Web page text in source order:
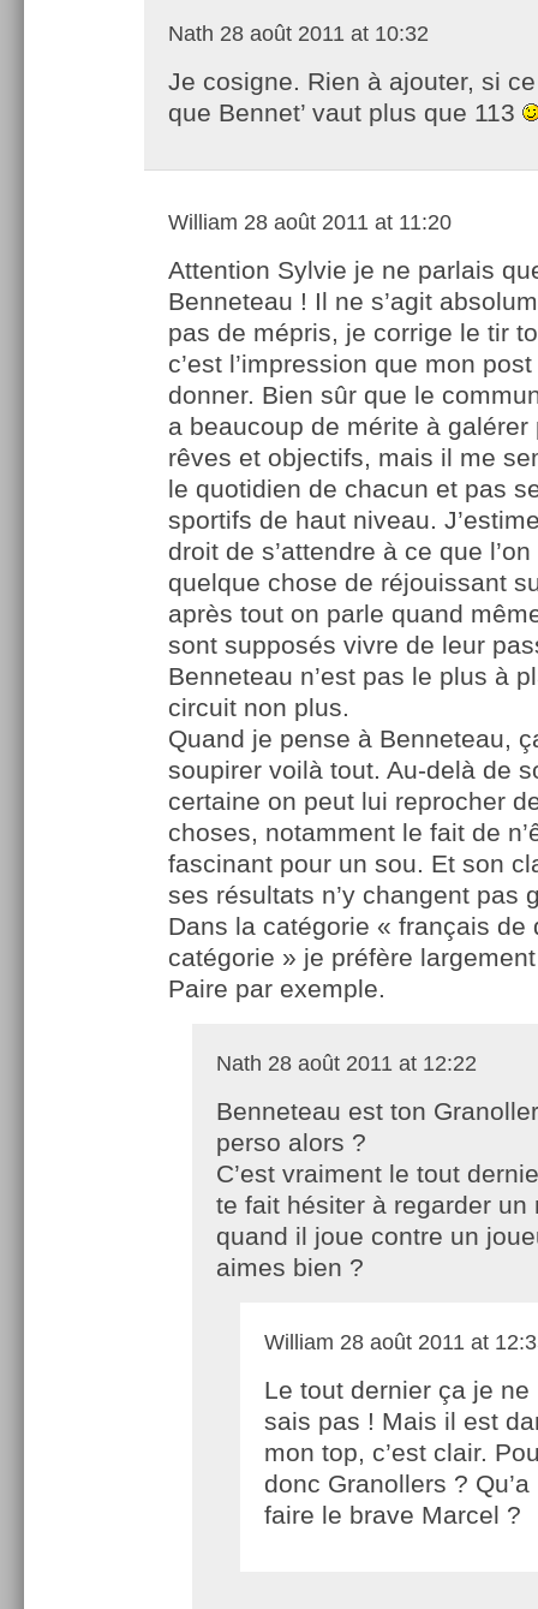
Nath 28 août 2011 at 10:32
Je cosigne. Rien à ajouter, si ce
que Bennet’ vaut plus que 113
William 28 août 2011 at 11:20
Attention Sylvie je ne parlais
Benneteau ! Il ne s’agit
pas de mépris, je corrige le tir
c’est l’impression que mon
donner. Bien sûr que le
a beaucoup de mérite à galérer
rêves et objectifs, mais il me
le quotidien de chacun et pas
sportifs de haut niveau.
droit de s’attendre à ce que
quelque chose de réjouissant
après tout on parle quand
sont supposés vivre de leur
Benneteau n’est pas le plus à
circuit non plus.
Quand je pense à Benneteau,
soupirer voilà tout. Au-delà de
certaine on peut lui reprocher
choses, notamment le fait de
fascinant pour un sou. Et son
ses résultats n’y changent pas
Dans la catégorie « français de
catégorie » je préfère
Paire par exemple.
Nath 28 août 2011 at 12:22
Benneteau est ton
perso alors ?
C’est vraiment le tout
te fait hésiter à regarder un
quand il joue contre un
aimes bien ?
William 28 août 2011 at
Le tout dernier ça je ne
sais pas ! Mais il est
mon top, c’est clair.
donc Granollers ?
faire le brave Marcel ?